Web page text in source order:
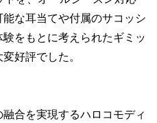
な耳当てや付属のサコッシ
をもとに考えられたギミッ
好評でした。
合を実現するハロコモディ